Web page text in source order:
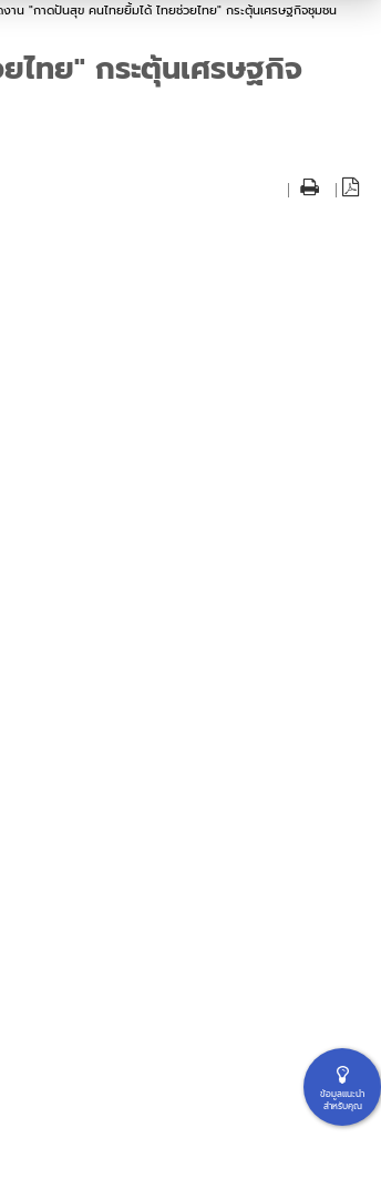
งาน "กาดปันสุข คนไทยยิ้มได้ ไทยช่วยไทย" กระตุ้นเศรษฐกิจชุมชน
ไทย" กระตุ้นเศรษฐกิจ
| |
ข้อมูลแนะนำ
สำหรับคุณ